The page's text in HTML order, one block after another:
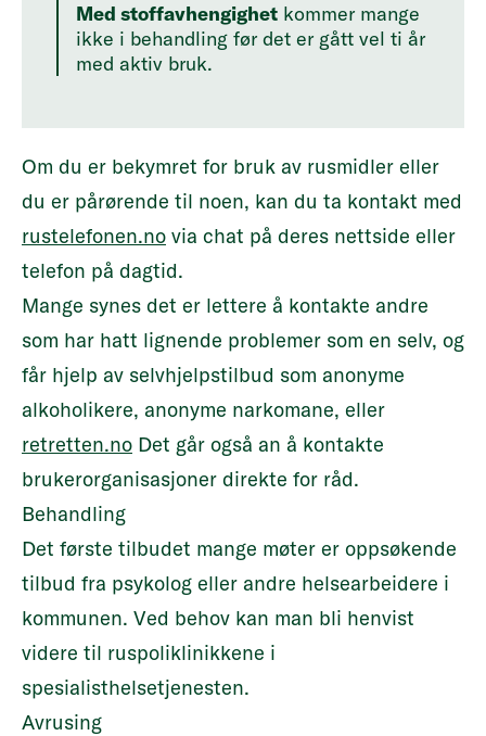
Med stoffavhengighet kommer mange
ikke i behandling før det er gått vel ti år
med aktiv bruk.
Om du er bekymret for bruk av rusmidler eller
du er pårørende til noen, kan du ta kontakt med
rustelefonen.no via chat på deres nettside eller
telefon på dagtid.
Mange synes det er lettere å kontakte andre
som har hatt lignende problemer som en selv, og
får hjelp av selvhjelpstilbud som anonyme
alkoholikere, anonyme narkomane, eller
retretten.no Det går også an å kontakte
brukerorganisasjoner direkte for råd.
Behandling
Det første tilbudet mange møter er oppsøkende
tilbud fra psykolog eller andre helsearbeidere i
kommunen. Ved behov kan man bli henvist
videre til ruspoliklinikkene i
spesialisthelsetjenesten.
Avrusing